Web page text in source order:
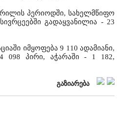
პერიოდში, სახელმწიფო
გადაყვანილია - 23
იმყოფება 9 110 ადამიანი,
პირი, აჭარაში - 1 182,
გაზიარება